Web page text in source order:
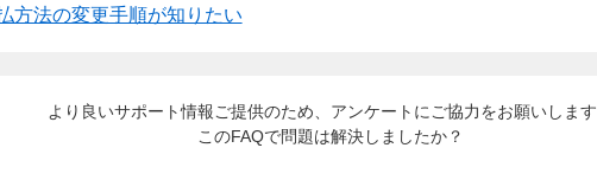
方法の変更手順が知りたい
より良いサポート情報ご提供のため、アンケートにご協力をお願いしま
このFAQで問題は解決しましたか？